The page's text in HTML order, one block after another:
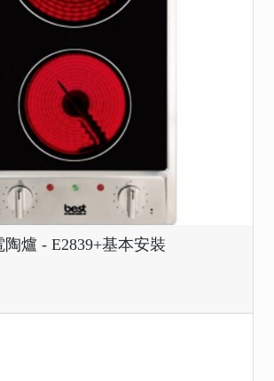
陶爐 - E2839+基本安裝